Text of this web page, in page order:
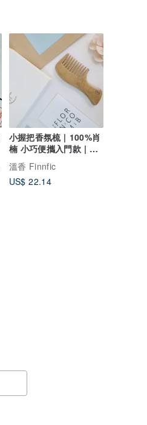
小握把香氛梳 | 100%肖
楠 小巧便攜入門款 | 溫
香
溫香 Finnfic
US$ 22.14